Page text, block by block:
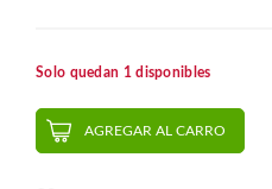
Solo quedan 1 disponibles
AGREGAR AL CARRO